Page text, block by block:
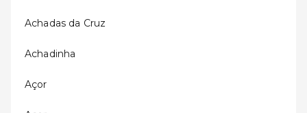
Achadas da Cruz
Achadinha
Açor